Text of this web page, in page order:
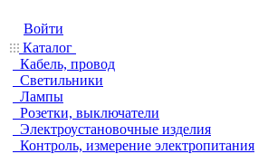
Войти
Каталог
Кабель, провод
Светильники
Лампы
Розетки, выключатели
Электроустановочные изделия
Контроль, измерение электропитания